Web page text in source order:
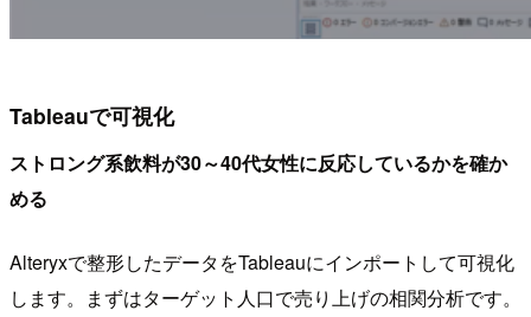
Tableauで可視化
ストロング系飲料が30～40代女性に反応しているかを確か
める
Alteryxで整形したデータをTableauにインポートして可視化
します。まずはターゲット人口で売り上げの相関分析です。